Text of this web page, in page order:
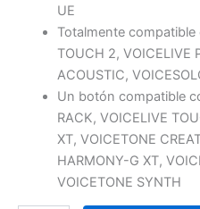
UE
Totalmente compatible
TOUCH 2, VOICELIVE
ACOUSTIC,
Un botón compatible
RACK, VOICELIVE
XT, VOICETONE
HARMONY-G XT,
VOICETONE SYNTH